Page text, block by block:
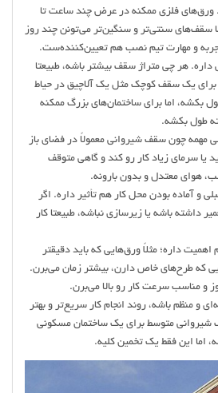
فلزی ممکنه در عرض چند ساعت تا
سقف‌های سنتی‌تر و سنگین‌تر می‌تونن چند روز
تجربه و مهارت تیم نصب هم تعیین‌کننده‌ست.
هر چی متراژ سقف بیشتر باشه، طبیعتا
یک سقف کوچک مثل یک آلاچیق در حیاط
بکشه، اما برای ساختمان‌های بزرگ ممکنه
طول بکشه.
مهمه چون سقف شیروانی معمولاً در فضای باز
یا سرمای زیاد کار رو کند و گاهی متوقف
هوای معتدل و بدون بارونه.
و آماده بودن محل کار هم تأثیر داره. اگر
داشته باشه یا زیرسازی نباشه، طبیعتا کار
داره؛ مثلاً ورق‌هایی که باید دقیقتر
که طرح‌های خاص دارن، بیشتر زمان می‌برن.
و مناسب سرعت کار رو بالا می‌برن.
و منظم باشه، روند انجام کار سریع‌تر و بهتر
متوسط برای یک ساختمان مسکونی